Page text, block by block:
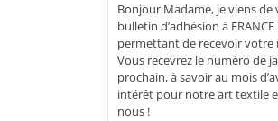
Bonjour Madame, je viens
bulletin d’adhésion à
permettant de recevoir votre
Vous recevrez le numéro de
prochain, à savoir au mois
intérêt pour notre art textile
nous !